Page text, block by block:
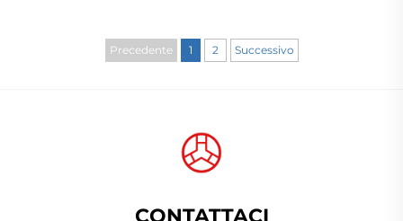
Precedente 1 2 Successivo